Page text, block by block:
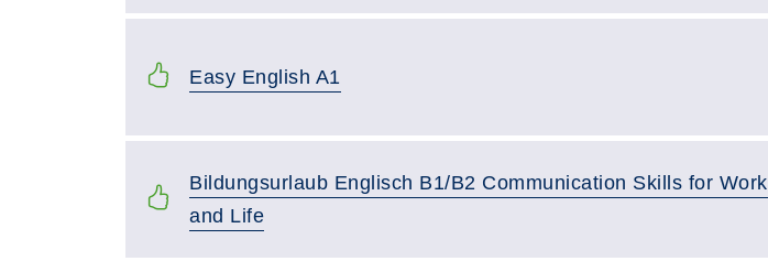
Easy English A1
Bildungsurlaub Englisch B1/B2 Communication Skills for Work
and Life